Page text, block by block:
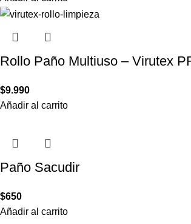
Rollo Paño Multiuso – Virutex
$9.990
Añadir al carrito
Paño Sacudir
$650
Añadir al carrito